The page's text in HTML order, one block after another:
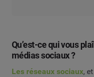
Qu’est-ce qui vous
médias sociaux ?
Les réseaux sociaux,